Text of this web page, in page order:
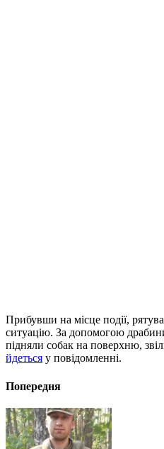
Прибувши на місце події,
ситуацію. За допомогою
підняли собак на поверхню,
йдеться у повідомленні.
Попередня